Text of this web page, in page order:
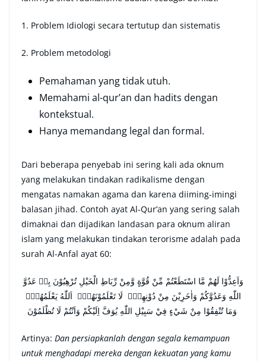
1. Problem Idiologi secara tertutup dan sistematis
2. Problem metodologi
Pemahaman yang tidak utuh.
Memahami al-qur’an dan hadits dengan
kontekstual.
Hanya memandang legal dan formal.
Dari beberapa penyebab ini sering kali ada oknum
yang melakukan tindakan radikalisme dengan
mengatas namakan agama dan karena diiming-imingi
balasan jihad. Contoh ayat Al-Qur’an yang sering salah
dimaknai dan dijadikan landasan para oknum aliran
islam yang melakukan tindakan terorisme adalah pada
surah Al-Anfal ayat 60:
وَاَعِدُّوْا لَهُمْ مَّا اسْتَطَعْتُمْ مِّنْ قُوَّةٍ وَّمِنْ رِّبَاطِ الْخَيْلِ تُرْهِبُوْنَ بِهٖ عَدُوَّ
اللّٰهِ وَعَدُوَّكُمْ وَاٰخَرِيْنَ مِنْ دُوْنِهِمْۚ لَا تَعْلَمُوْنَهُمْۚ اَللّٰهُ يَعْلَمُهُمْۗ
Artinya: Dan persiapkanlah dengan segala kemampuan
untuk menghadapi mereka dengan kekuatan yang kamu